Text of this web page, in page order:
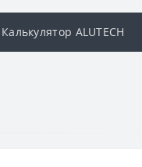
Калькулятор ALUTECH